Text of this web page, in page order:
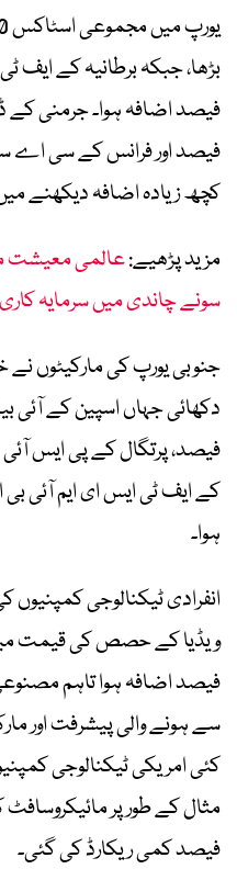
کچھ زیادہ اضافہ دیکھنے میں
مزید پڑھیے:عالمی معیشت
سونے چاندی میں سرمایہ
جنوبی یورپ کی مارکیٹوں
ہوا۔
انفرادی ٹیکنالوجی کمپنیوں
فیصد اضافہ ہوا تاہم
سے ہونے والی پیشرفت اور
کئی امریکی ٹیکنالوجی
فیصد کمی ریکارڈ کی گئی۔